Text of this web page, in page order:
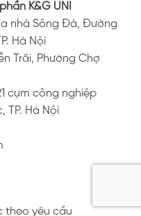
K&G UNI
nhà Sông Đà, Đường
Hà Nội
Trãi, Phường Chợ
cụm công nghiệp
TP. Hà Nội
theo yêu cầu